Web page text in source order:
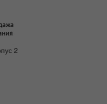
2